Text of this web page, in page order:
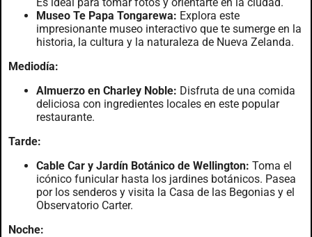
Museo Te Papa Tongarewa: Explora este
impresionante museo interactivo que te sumerge en la
historia, la cultura y la naturaleza de Nueva Zelanda.
Mediodía:
Almuerzo en Charley Noble: Disfruta de una comida
deliciosa con ingredientes locales en este popular
restaurante.
Tarde:
Cable Car y Jardín Botánico de Wellington: Toma el
icónico funicular hasta los jardines botánicos. Pasea
por los senderos y visita la Casa de las Begonias y el
Observatorio Carter.
Noche: